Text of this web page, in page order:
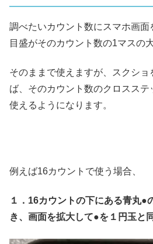
調べたいカウント数にスマホ画
目盛がそのカウント数の1マスの
そのままで使えますが、スクシ
ば、そのカウント数のクロスス
使えるようになります。
例えば16カウントで使う場合、
１．16カウントの下にある青丸●
き、画面を拡大して●を１円玉と